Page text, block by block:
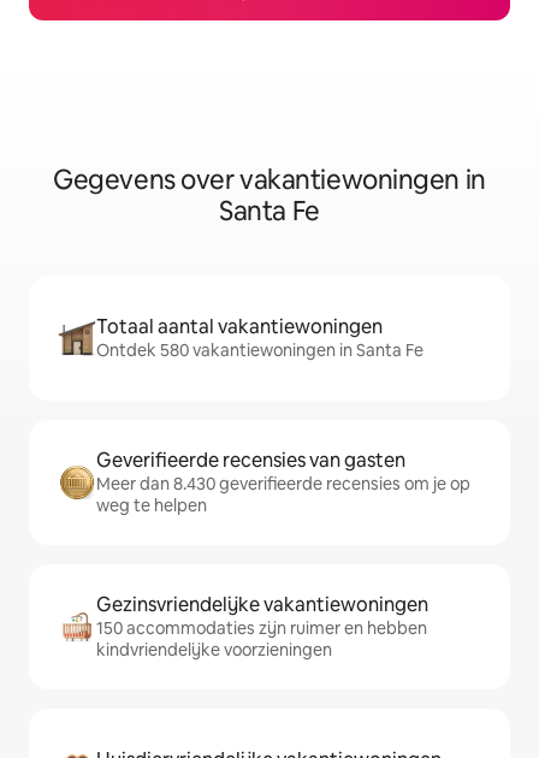
Gegevens over vakantiewoningen in
Santa Fe
Totaal aantal vakantiewoningen
Ontdek 580 vakantiewoningen in Santa Fe
Geverifieerde recensies van gasten
Meer dan 8.430 geverifieerde recensies om je op
weg te helpen
Gezinsvriendelijke vakantiewoningen
150 accommodaties zijn ruimer en hebben
kindvriendelijke voorzieningen